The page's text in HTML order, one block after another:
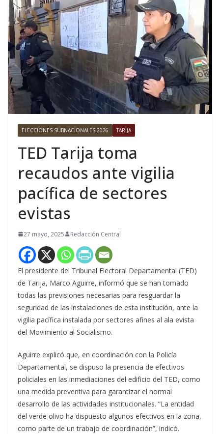
ELECCIONES SUBNACIONALES 2026 TARIJA
TED Tarija toma
recaudos ante vigilia
pacífica de sectores
evistas
27 mayo, 2025 Redacción Central
El presidente del Tribunal Electoral Departamental (TED)
de Tarija, Marco Aguirre, informó que se han tomado
todas las previsiones necesarias para resguardar la
seguridad de las instalaciones de esta institución, ante la
vigilia pacífica instalada por sectores afines al ala evista
del Movimiento al Socialismo.
Aguirre explicó que, en coordinación con la Policía
Departamental, se dispuso la presencia de efectivos
policiales en las inmediaciones del edificio del TED, como
una medida preventiva para garantizar el normal
desarrollo de las actividades institucionales. “La entidad
del verde olivo ha dispuesto algunos efectivos en la zona,
como parte de un trabajo de coordinación”, indicó.